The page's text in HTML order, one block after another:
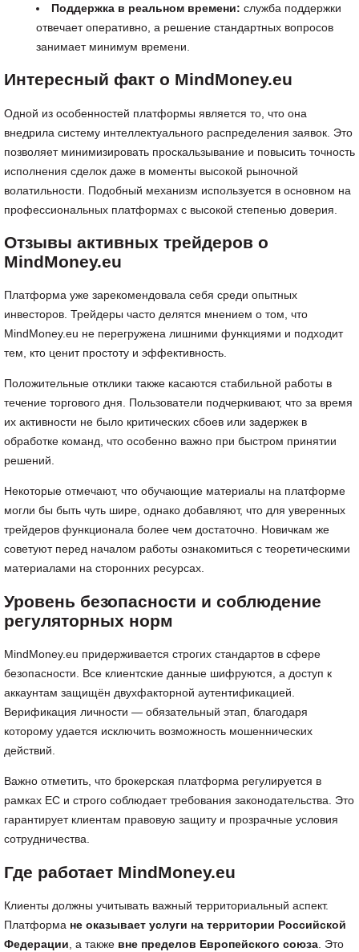
Поддержка в реальном времени: служба поддержки
отвечает оперативно, а решение стандартных вопросов
занимает минимум времени.
Интересный факт о MindMoney.eu
Одной из особенностей платформы является то, что она
внедрила систему интеллектуального распределения заявок. Это
позволяет минимизировать проскальзывание и повысить точность
исполнения сделок даже в моменты высокой рыночной
волатильности. Подобный механизм используется в основном на
профессиональных платформах с высокой степенью доверия.
Отзывы активных трейдеров о
MindMoney.eu
Платформа уже зарекомендовала себя среди опытных
инвесторов. Трейдеры часто делятся мнением о том, что
MindMoney.eu не перегружена лишними функциями и подходит
тем, кто ценит простоту и эффективность.
Положительные отклики также касаются стабильной работы в
течение торгового дня. Пользователи подчеркивают, что за время
их активности не было критических сбоев или задержек в
обработке команд, что особенно важно при быстром принятии
решений.
Некоторые отмечают, что обучающие материалы на платформе
могли бы быть чуть шире, однако добавляют, что для уверенных
трейдеров функционала более чем достаточно. Новичкам же
советуют перед началом работы ознакомиться с теоретическими
материалами на сторонних ресурсах.
Уровень безопасности и соблюдение
регуляторных норм
MindMoney.eu придерживается строгих стандартов в сфере
безопасности. Все клиентские данные шифруются, а доступ к
аккаунтам защищён двухфакторной аутентификацией.
Верификация личности — обязательный этап, благодаря
которому удается исключить возможность мошеннических
действий.
Важно отметить, что брокерская платформа регулируется в
рамках ЕС и строго соблюдает требования законодательства. Это
гарантирует клиентам правовую защиту и прозрачные условия
сотрудничества.
Где работает MindMoney.eu
Клиенты должны учитывать важный территориальный аспект.
Платформа не оказывает услуги на территории Российской
Федерации , а также вне пределов Европейского союза . Это